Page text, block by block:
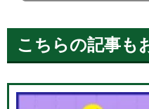
こちらの記事も